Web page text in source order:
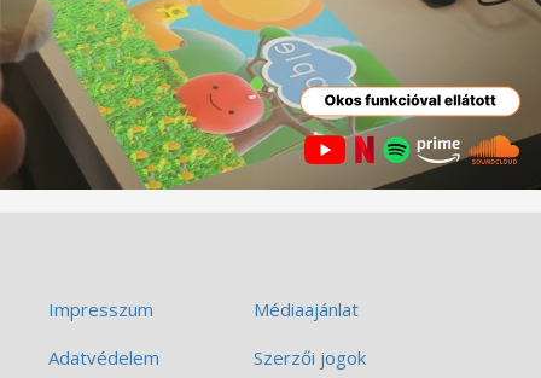
Impresszum
Médiaajánlat
Adatvédelem
Szerzői jogok